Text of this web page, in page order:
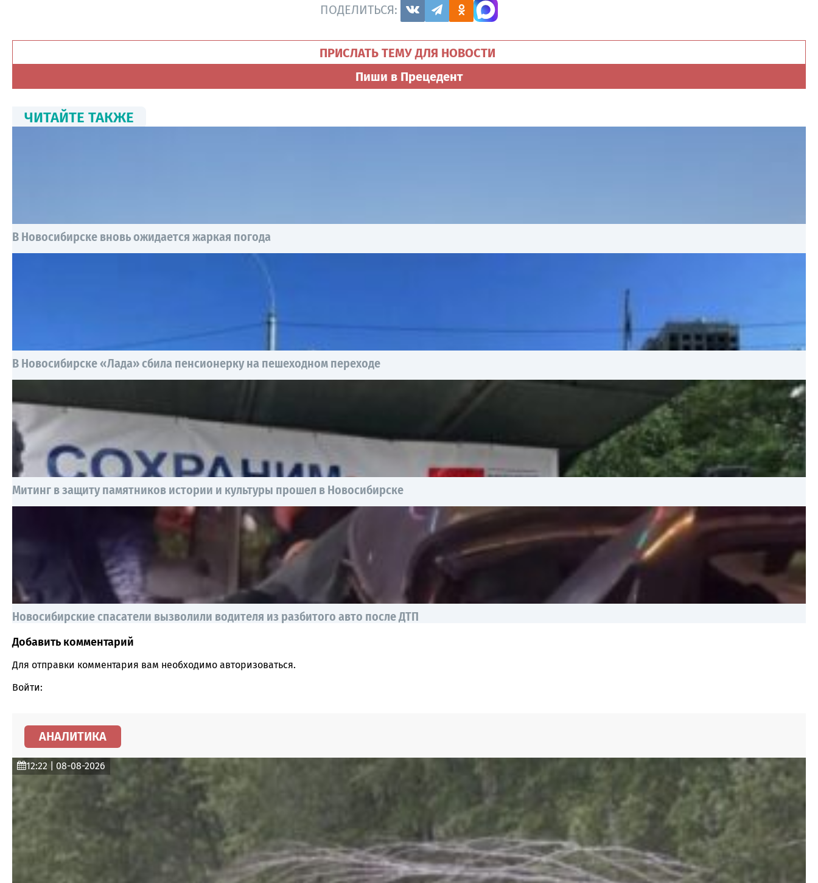
ПОДЕЛИТЬСЯ:
ПРИСЛАТЬ ТЕМУ ДЛЯ НОВОСТИ
Пиши в Прецедент
ЧИТАЙТЕ ТАКЖЕ
В Новосибирске вновь ожидается жаркая погода
В Новосибирске «Лада» сбила пенсионерку на пешеходном переходе
Митинг в защиту памятников истории и культуры прошел в Новосибирске
Новосибирские спасатели вызволили водителя из разбитого авто после ДТП
Comment section
Добавить комментарий
Для отправки комментария вам необходимо авторизоваться.
Войти:
АНАЛИТИКА
12:22 | 08-08-2026